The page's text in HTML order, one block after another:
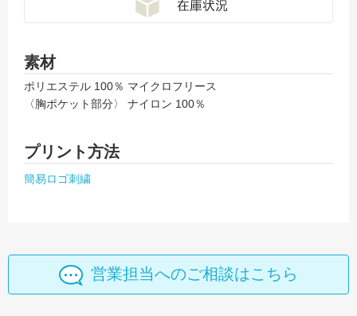
素材
ポリエステル 100％ マイクロフリース
〈胸ポケット部分〉 ナイロン 100％
プリント方法
簡易ロゴ刺繍
営業担当へのご相談はこちら